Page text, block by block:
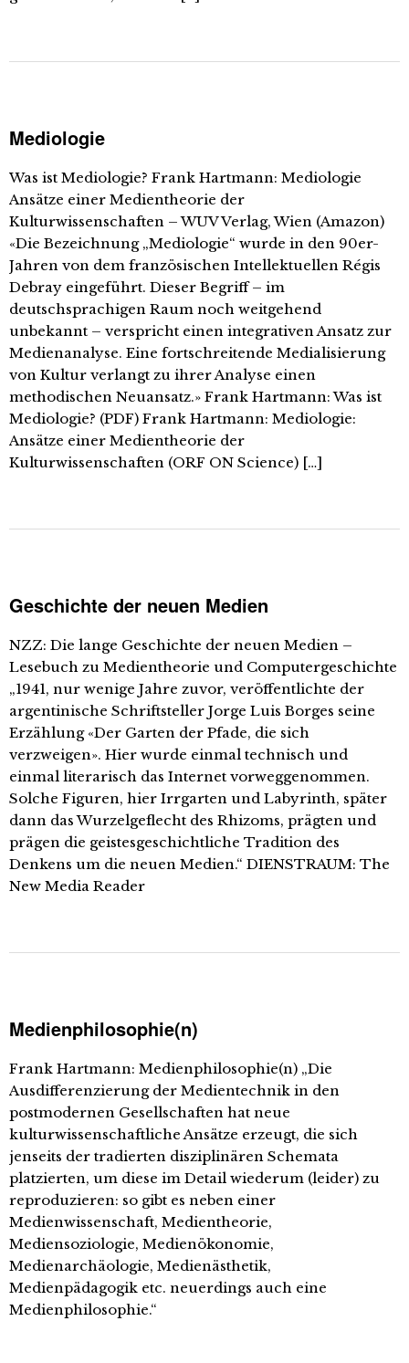
Mediologie
Was ist Mediologie? Frank Hartmann: Mediologie
Ansätze einer Medientheorie der
Kulturwissenschaften – WUV Verlag, Wien (Amazon)
«Die Bezeichnung „Mediologie“ wurde in den 90er-
Jahren von dem französischen Intellektuellen Régis
Debray eingeführt. Dieser Begriff – im
deutschsprachigen Raum noch weitgehend
unbekannt – verspricht einen integrativen Ansatz zur
Medienanalyse. Eine fortschreitende Medialisierung
von Kultur verlangt zu ihrer Analyse einen
methodischen Neuansatz.» Frank Hartmann: Was ist
Mediologie? (PDF) Frank Hartmann: Mediologie:
Ansätze einer Medientheorie der
Kulturwissenschaften (ORF ON Science) […]
Geschichte der neuen Medien
NZZ: Die lange Geschichte der neuen Medien –
Lesebuch zu Medientheorie und Computergeschichte
„1941, nur wenige Jahre zuvor, veröffentlichte der
argentinische Schriftsteller Jorge Luis Borges seine
Erzählung «Der Garten der Pfade, die sich
verzweigen». Hier wurde einmal technisch und
einmal literarisch das Internet vorweggenommen.
Solche Figuren, hier Irrgarten und Labyrinth, später
dann das Wurzelgeflecht des Rhizoms, prägten und
prägen die geistesgeschichtliche Tradition des
Denkens um die neuen Medien.“ DIENSTRAUM: The
New Media Reader
Medienphilosophie(n)
Frank Hartmann: Medienphilosophie(n) „Die
Ausdifferenzierung der Medientechnik in den
postmodernen Gesellschaften hat neue
kulturwissenschaftliche Ansätze erzeugt, die sich
jenseits der tradierten disziplinären Schemata
platzierten, um diese im Detail wiederum (leider) zu
reproduzieren: so gibt es neben einer
Medienwissenschaft, Medientheorie,
Mediensoziologie, Medienökonomie,
Medienarchäologie, Medienästhetik,
Medienpädagogik etc. neuerdings auch eine
Medienphilosophie.“